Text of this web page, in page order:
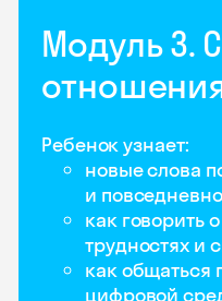
Модуль 3.
Ребенок узнает:
новые слова
и
как говорить
трудностях и
как общаться
цифровой